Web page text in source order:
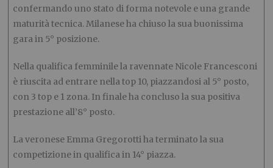
confermando uno stato di forma notevole e una grande
maturità tecnica. Milanese ha chiuso la sua buonissima
gara in 5° posizione.
Nella qualifica femminile la ravennate Nicole Francesconi
è riuscita ad entrare nella top 10, piazzandosi al 5° posto,
con 3 top e 1 zona. In finale ha concluso la sua positiva
prestazione all’8° posto.
La veronese Emma Gregorotti ha terminato la sua
competizione in qualifica in 14° piazza.